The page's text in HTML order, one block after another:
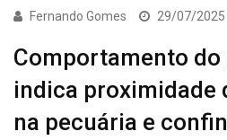
Fernando Gomes 29/07/2025
Comportamento do
indica proximidade
na pecuária e